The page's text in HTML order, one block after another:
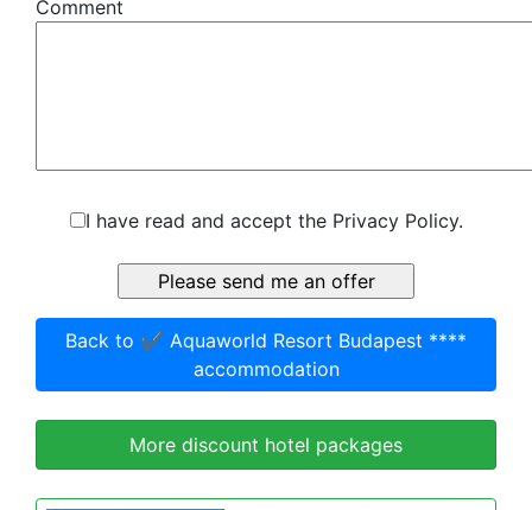
Comment
I have read and accept the Privacy Policy.
Back to ✔️ Aquaworld Resort Budapest ****
accommodation
More discount hotel packages